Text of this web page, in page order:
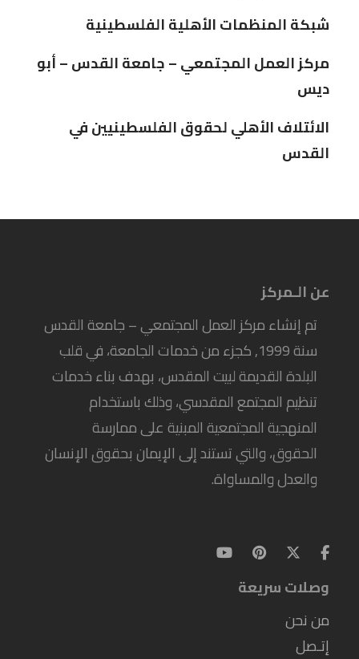
شبكة المنظمات الأهلية الفلسطينية
مركز العمل المجتمعي – جامعة القدس – أبو
ديس
الائتلاف الأهلي لحقوق الفلسطينيين في
القدس
عن الـمركز
تم إنشاء مركز العمل المجتمعي – جامعة القدس
سنة 1999, كجزء من خدمات الجامعة، في قلب
البلدة القديمة لبيت المقدس، بهدف بناء خدمات
تنظيم المجتمع المقدسي، وذلك باستخدام
المنهجية المجتمعية المبنية على ممارسة
الحقوق، والتي تستند إلى الإيمان بحقوق الإنسان
والعدل والمساواة.
وصلات سريعة
من نحن
إتـصل